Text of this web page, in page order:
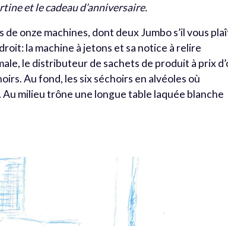
et le cadeau d’anniversaire.
onze machines, dont deux Jumbo s’il vous
la machine à jetons et sa notice à relire
le distributeur de sachets de produit à prix
Au fond, les six séchoirs en alvéoles où
milieu trône une longue table laquée blanche